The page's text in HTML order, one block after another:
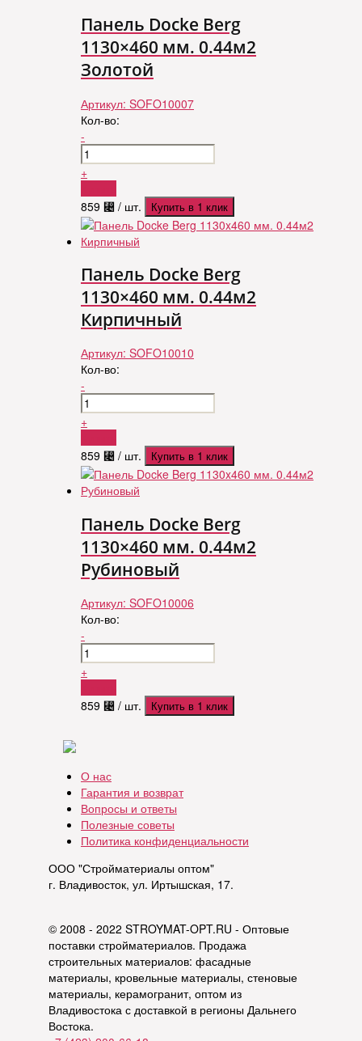
Панель Docke Berg
1130×460 мм. 0.44м2
Золотой
Артикул: SOFO10007
Кол-во:
-
+
859 ⃄ / шт. Купить в 1 клик
Панель Docke Berg
1130×460 мм. 0.44м2
Кирпичный
Артикул: SOFO10010
Кол-во:
-
+
859 ⃄ / шт. Купить в 1 клик
Панель Docke Berg
1130×460 мм. 0.44м2
Рубиновый
Артикул: SOFO10006
Кол-во:
-
+
859 ⃄ / шт. Купить в 1 клик
О нас
Гарантия и возврат
Вопросы и ответы
Полезные советы
Политика конфиденциальности
ООО "Стройматериалы оптом"
г. Владивосток, ул. Иртышская, 17.
© 2008 - 2022 STROYMAT-OPT.RU - Оптовые
поставки стройматериалов. Продажа
строительных материалов: фасадные
материалы, кровельные материалы, стеновые
материалы, керамогранит, оптом из
Владивостока с доставкой в регионы Дальнего
Востока.